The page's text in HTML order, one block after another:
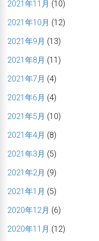
2021年11月 (10)
2021年10月 (12)
2021年9月 (13)
2021年8月 (11)
2021年7月 (4)
2021年6月 (4)
2021年5月 (10)
2021年4月 (8)
2021年3月 (5)
2021年2月 (9)
2021年1月 (5)
2020年12月 (6)
2020年11月 (12)